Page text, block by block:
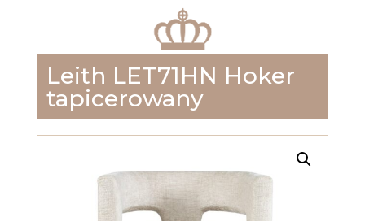
Leith LET71HN Hoker
tapicerowany